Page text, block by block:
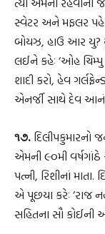
સ્વેટર અને મફલર
બોયઝ, હાઉ આર યુ?
લઈને કહેઃ ‘ઓહ
શાદી કરો, હેવ
એનર્જી સાથે દેવ
૧૭. દિલીપકુમારનો
એમની ૯૦મી
પત્ની, રિશીનાં
એ પૂછયા કરેઃ ‘રાજ
સહિતના સૌ